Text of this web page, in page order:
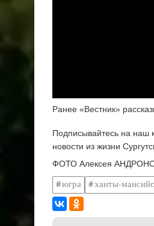
Ранее «Вестник»
Подписывайтесь на наш
новости из жизни
ФОТО Алексея
югра ханты-